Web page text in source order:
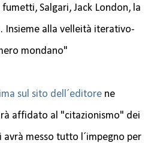
Salgari, Jack London, la
Insieme alla velleità iterativo-
mondano"
sul sito dell´editore ne
affidato al "citazionismo" dei
messo tutto l´impegno per